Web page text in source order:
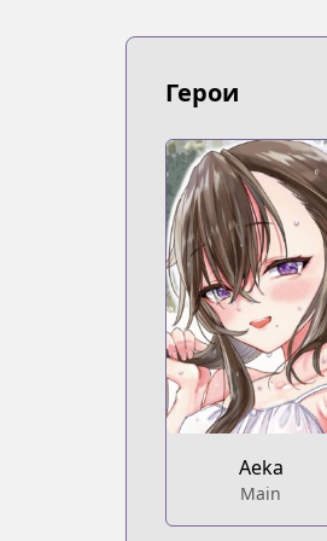
https://
Book☆Walker
Герои
Aeka
Main